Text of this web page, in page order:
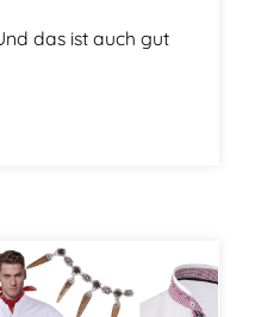
das ist auch gut